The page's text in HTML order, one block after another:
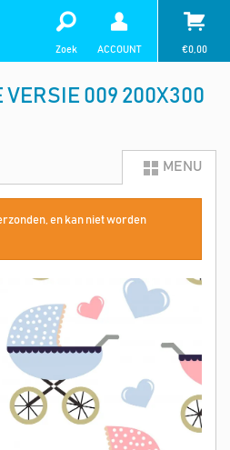
Zoek ACCOUNT €0,00
VERSIE 009 200X300
MENU
en kan niet worden